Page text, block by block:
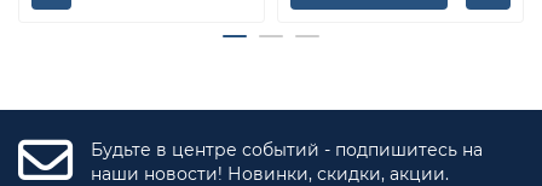
Будьте в центре событий - подпишитесь на
наши новости! Новинки, скидки, акции.